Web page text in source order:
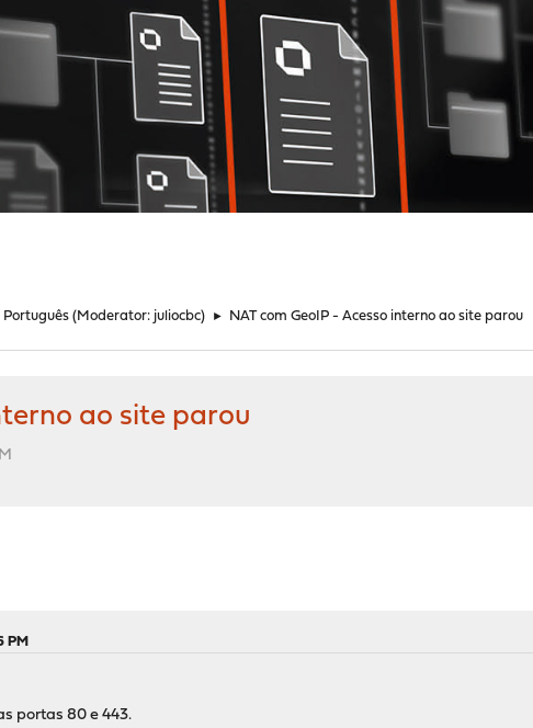
Português (Moderator: juliocbc) ► NAT com GeoIP - Acesso interno ao site parou
ao site parou
PM
portas 80 e 443.